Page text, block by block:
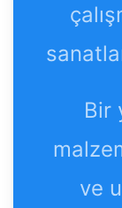
Bir
ve